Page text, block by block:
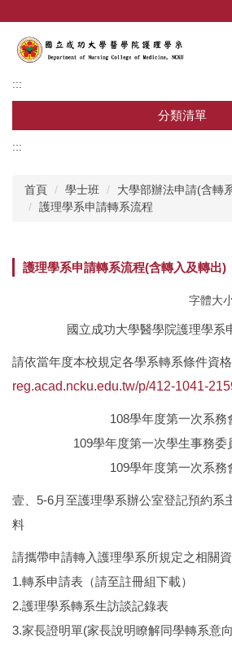
主
內
:::
分類清單
招生資訊
教職員工
專師碩士在職專班
獎學金
教室借用(限學系IP)
國際交流
法規彙編
:::
首頁 學士班
大學部辦法申請(含轉
護理學系申請轉系流程
護理學系申請轉系流程(含轉入及轉出)
字體大
國立成功大學醫學院護理學系
請依當年度本校規定各學系轉系條件資格
reg.acad.ncku.edu.tw/p/412-1041-
108學年度第一次系務
109學年度第一次學生事務委
109學年度第一次系務
壹、5-6月至護理學系辦公室登記預約系
料
請攜帶申請轉入護理學系所規定之相關
1.轉系申請表（請至註冊組下載）
2.護理學系轉系生訪談記錄表
3.家長證明單(家長說明瞭解同學轉系意